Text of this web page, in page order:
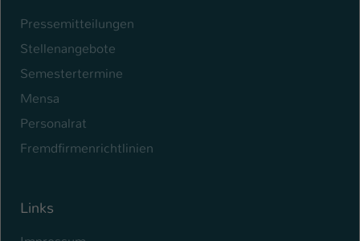
Pressemitteilungen
Stellenangebote
Semestertermine
Mensa
Personalrat
Fremdfirmenrichtlinien
Links